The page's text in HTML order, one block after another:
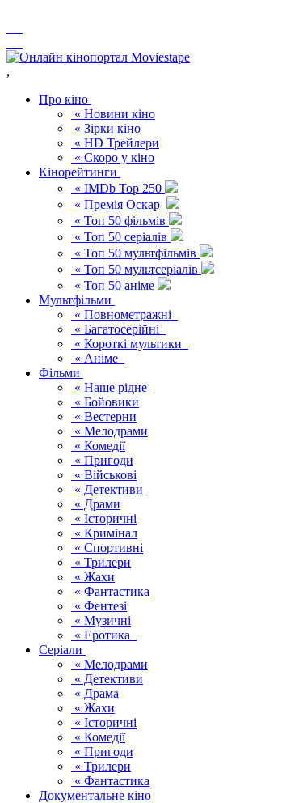
,
Про кіно
« Новини кіно
« Зірки кіно
« HD Трейлери
« Скоро у кіно
Кінорейтинги
« IMDb Top 250
« Премія Оскар
« Топ 50 фільмів
« Топ 50 серіалів
« Топ 50 мультфільмів
« Топ 50 мультсеріалів
« Топ 50 аніме
Мультфільми
« Повнометражні
« Багатосерійні
« Короткі мультики
« Аніме
Фільми
« Наше рідне
« Бойовики
« Вестерни
« Мелодрами
« Комедії
« Пригоди
« Військові
« Детективи
« Драми
« Історичні
« Кримінал
« Спортивні
« Трилери
« Жахи
« Фантастика
« Фентезі
« Музичні
« Еротика
Серіали
« Мелодрами
« Детективи
« Драма
« Жахи
« Історичні
« Комедії
« Пригоди
« Трилери
« Фантастика
Документальне кіно